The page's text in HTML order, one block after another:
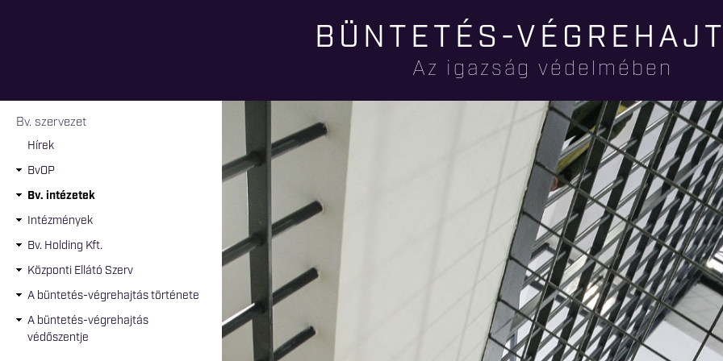
tartalomra
BÜNTETÉS-
Az igazság védelmében
Jelenlegi hely
Bv. szervezet
Hírek
BvOP
Bv. intézetek
Intézmények
Bv. Holding Kft.
Központi Ellátó Szerv
A büntetés-végrehajtás története
A büntetés-végrehajtás
védőszentje